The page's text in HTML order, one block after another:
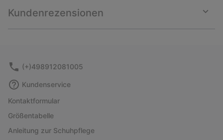
Kundenrezensionen
or
(+)498912081005
Kundenservice
Kontaktformular
Größentabelle
Anleitung zur Schuhpflege